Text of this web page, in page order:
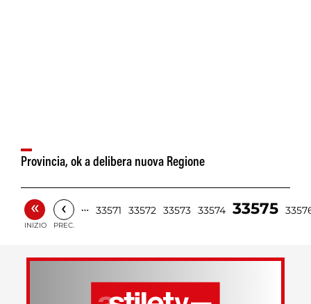
Provincia, ok a delibera nuova Regione
«
INIZIO
‹
PREC.
… 33571 33572 33573 33574 33575